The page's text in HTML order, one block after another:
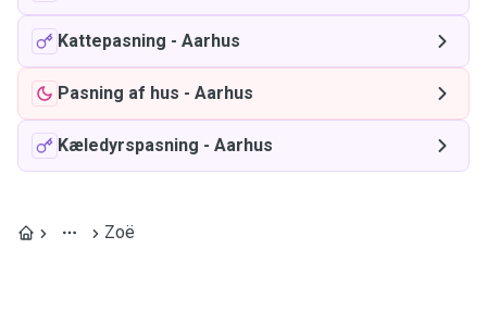
Kattepasning - Aarhus
Pasning af hus - Aarhus
Kæledyrspasning - Aarhus
Zoë